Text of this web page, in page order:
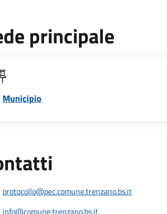
principale
Municipio
protocollo@pec.comune.trenzano.bs.it
info@comune.trenzano.bs.it